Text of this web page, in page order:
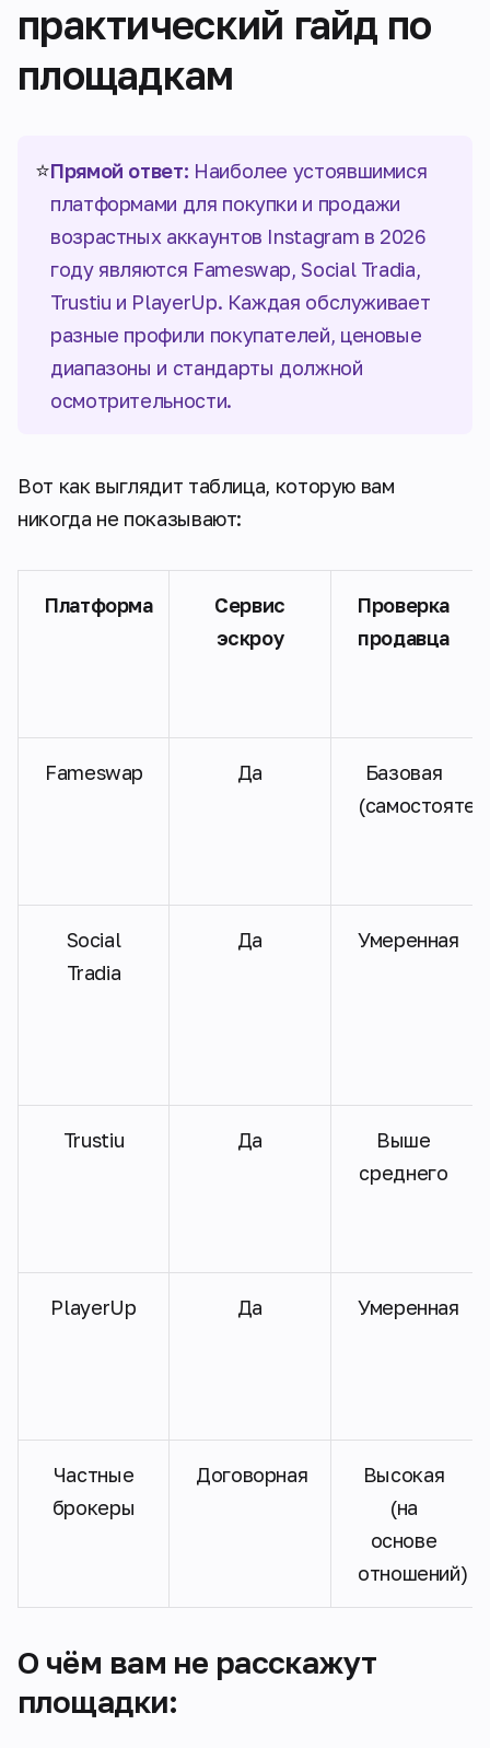
практический гайд по
площадкам
⭐Прямой ответ: Наиболее устоявшимися
платформами для покупки и продажи
возрастных аккаунтов Instagram в 2026
году являются Fameswap, Social Tradia,
Trustiu и PlayerUp. Каждая обслуживает
разные профили покупателей, ценовые
диапазоны и стандарты должной
осмотрительности.
Вот как выглядит таблица, которую вам
никогда не показывают:
Платформа
Сервис
эскроу
Проверка
продавца
Fameswap Да
Базовая
Social
Tradia
Да Умеренная
Trustiu Да
Выше
среднего
PlayerUp Да Умеренная
Частные
брокеры
Договорная
Высокая
(на
основе
отношений)
О чём вам не расскажут
площадки: